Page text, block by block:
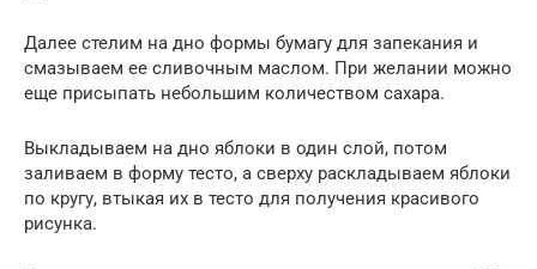
Далее стелим на дно формы бумагу для запекания и
смазываем ее сливочным маслом. При желании можно
еще присыпать небольшим количеством сахара.
Выкладываем на дно яблоки в один слой, потом
заливаем в форму тесто, а сверху раскладываем яблоки
по кругу, втыкая их в тесто для получения красивого
рисунка.